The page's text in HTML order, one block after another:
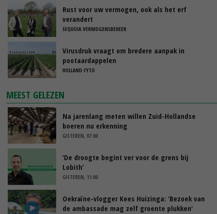
Rust voor uw vermogen, ook als het erf
verandert
SEQUOIA VERMOGENSBEHEER
Virusdruk vraagt om bredere aanpak in
pootaardappelen
HOLLAND FYTO
MEEST GELEZEN
Na jarenlang meten willen Zuid-Hollandse
boeren nu erkenning
GISTEREN, 07:00
‘De droogte begint ver voor de grens bij
Lobith’
GISTEREN, 11:00
Oekraïne-vlogger Kees Huizinga: ‘Bezoek van
de ambassade mag zelf groente plukken’